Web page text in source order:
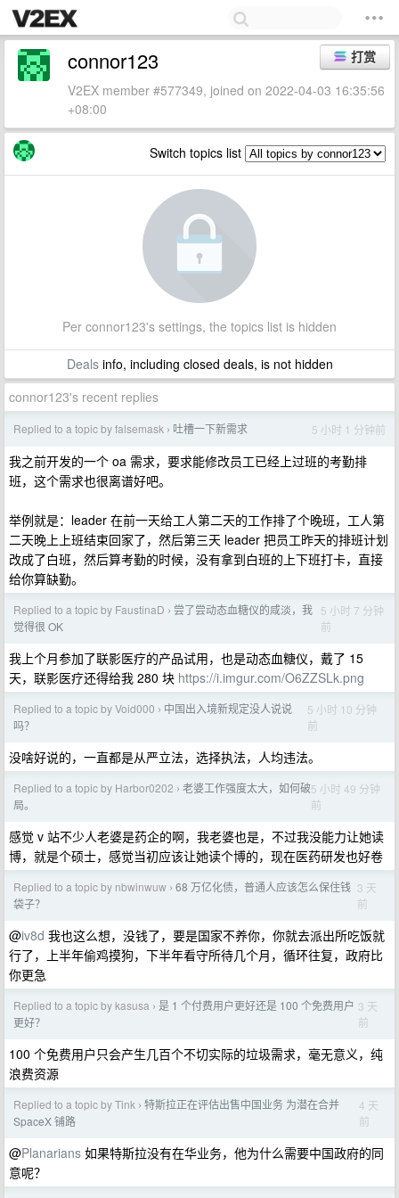
打赏
connor123
V2EX member #577349, joined on 2022-04-03 16:35:56
+08:00
Switch topics list
Per connor123's settings, the topics list is hidden
Dealsinfo, including closed deals, is not hidden
connor123's recent replies
Replied to a topic by falsemask › 吐槽一下新需求 5 小时 1 分钟前
我之前开发的一个 oa 需求，要求能修改员工已经上过班的考勤排
班，这个需求也很离谱好吧。
举例就是：leader 在前一天给工人第二天的工作排了个晚班，工人第
二天晚上上班结束回家了，然后第三天 leader 把员工昨天的排班计划
改成了白班，然后算考勤的时候，没有拿到白班的上下班打卡，直接
给你算缺勤。
Replied to a topic by FaustinaD › 尝了尝动态血糖仪的咸淡，我
觉得很 OK
5 小时 7 分钟
前
我上个月参加了联影医疗的产品试用，也是动态血糖仪，戴了 15
天，联影医疗还得给我 280 块 https://i.imgur.com/O6ZZSLk.png
Replied to a topic by Void000 › 中国出入境新规定没人说说
吗？
5 小时 10 分钟
前
没啥好说的，一直都是从严立法，选择执法，人均违法。
Replied to a topic by Harbor0202 › 老婆工作强度太大，如何破
局。
5 小时 49 分钟
前
感觉 v 站不少人老婆是药企的啊，我老婆也是，不过我没能力让她读
博，就是个硕士，感觉当初应该让她读个博的，现在医药研发也好卷
Replied to a topic by nbwinwuw › 68 万亿化债，普通人应该怎么保住钱
袋子？
3 天
前
@iv8d 我也这么想，没钱了，要是国家不养你，你就去派出所吃饭就
行了，上半年偷鸡摸狗，下半年看守所待几个月，循环往复，政府比
你更急
Replied to a topic by kasusa › 是 1 个付费用户更好还是 100 个免费用户
更好？
3 天
前
100 个免费用户只会产生几百个不切实际的垃圾需求，毫无意义，纯
浪费资源
Replied to a topic by Tink › 特斯拉正在评估出售中国业务 为潜在合并
SpaceX 铺路
4 天
前
@Planarians 如果特斯拉没有在华业务，他为什么需要中国政府的同
意呢？